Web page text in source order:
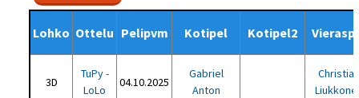
Lohko Ottelu Pelipvm Kotipel Kotipel2
3D
TuPy -
LoLo
04.10.2025
Gabriel
Anton